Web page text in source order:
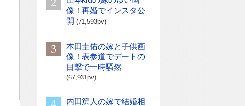
像！再婚でインスタ公
開 (71,593pv)
本田圭佑の嫁と子供画
像！表参道でデートの
目撃で一時騒然
(67,931pv)
内田篤人の嫁で結婚相